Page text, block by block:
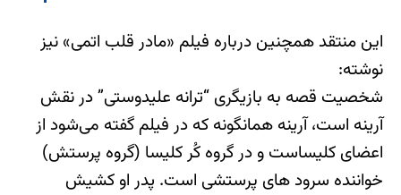
این منتقد همچنین درباره فیلم «مادر قلب اتمی» نیز
نوشته:
شخصیت قصه به بازیگری “ترانه علیدوستی” در نقش
آرینه است، آرینه همانگونه که در فیلم گفته می‌شود از
اعضای کلیساست و در گروه کُر کلیسا (گروه پرستش)
خواننده سرود های پرستشی است. پدر او کشیش